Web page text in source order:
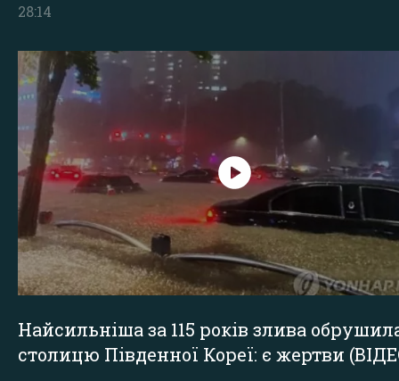
28:14
Найсильніша за 115 років злива
столицю Південної Кореї: є жертви